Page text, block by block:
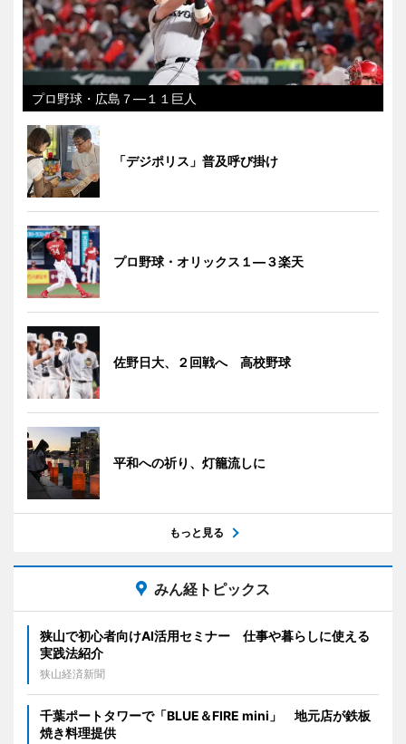
プロ野球・広島７―１１巨人
「デジポリス」普及呼び掛け
プロ野球・オリックス１―３楽天
佐野日大、２回戦へ 高校野球
平和への祈り、灯籠流しに
もっと見る
みん経トピックス
狭山で初心者向けAI活用セミナー 仕事や暮らしに使える
実践法紹介
狭山経済新聞
千葉ポートタワーで「BLUE＆FIRE mini」 地元店が鉄板
焼き料理提供